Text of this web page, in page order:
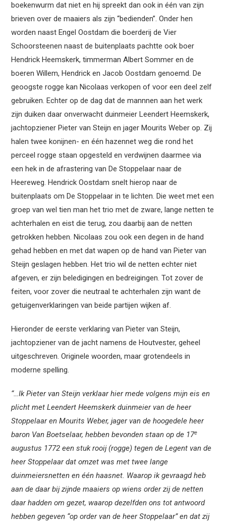
boekenwurm dat niet en hij spreekt dan ook in één van zijn
brieven over de maaiers als zijn “bedienden”. Onder hen
worden naast Engel Oostdam die boerderij de Vier
Schoorsteenen naast de buitenplaats pachtte ook boer
Hendrick Heemskerk, timmerman Albert Sommer en de
boeren Willem, Hendrick en Jacob Oostdam genoemd. De
geoogste rogge kan Nicolaas verkopen of voor een deel zelf
gebruiken. Echter op de dag dat de mannnen aan het werk
zijn duiken daar onverwacht duinmeier Leendert Heemskerk,
jachtopziener Pieter van Steijn en jager Mourits Weber op. Zij
halen twee konijnen- en één hazennet weg die rond het
perceel rogge staan opgesteld en verdwijnen daarmee via
een hek in de afrastering van De Stoppelaar naar de
Heereweg. Hendrick Oostdam snelt hierop naar de
buitenplaats om De Stoppelaar in te lichten. Die weet met een
groep van wel tien man het trio met de zware, lange netten te
achterhalen en eist die terug, zou daarbij aan de netten
getrokken hebben. Nicolaas zou ook een degen in de hand
gehad hebben en met dat wapen op de hand van Pieter van
Steijn geslagen hebben. Het trio wil de netten echter niet
afgeven, er zijn beledigingen en bedreigingen. Tot zover de
feiten, voor zover die neutraal te achterhalen zijn want de
getuigenverklaringen van beide partijen wijken af.
Hieronder de eerste verklaring van Pieter van Steijn,
jachtopziener van de jacht namens de Houtvester, geheel
uitgeschreven. Originele woorden, maar grotendeels in
moderne spelling.
“…Ik Pieter van Steijn verklaar hier mede volgens mijn eis en
plicht met Leendert Heemskerk duinmeier van de heer
Stoppelaar en Mourits Weber, jager van de hoogedele heer
baron Van Boetselaar, hebben bevonden staan op de 17e
augustus 1772 een stuk rooij (rogge) tegen de Legent van de
heer Stoppelaar dat omzet was met twee lange
duinmeiersnetten en één haasnet. Waarop ik gevraagd heb
aan de daar bij zijnde maaiers op wiens order zij de netten
daar hadden om gezet, waarop dezelfden ons tot antwoord
hebben gegeven “op order van de heer Stoppelaar” en dat zij